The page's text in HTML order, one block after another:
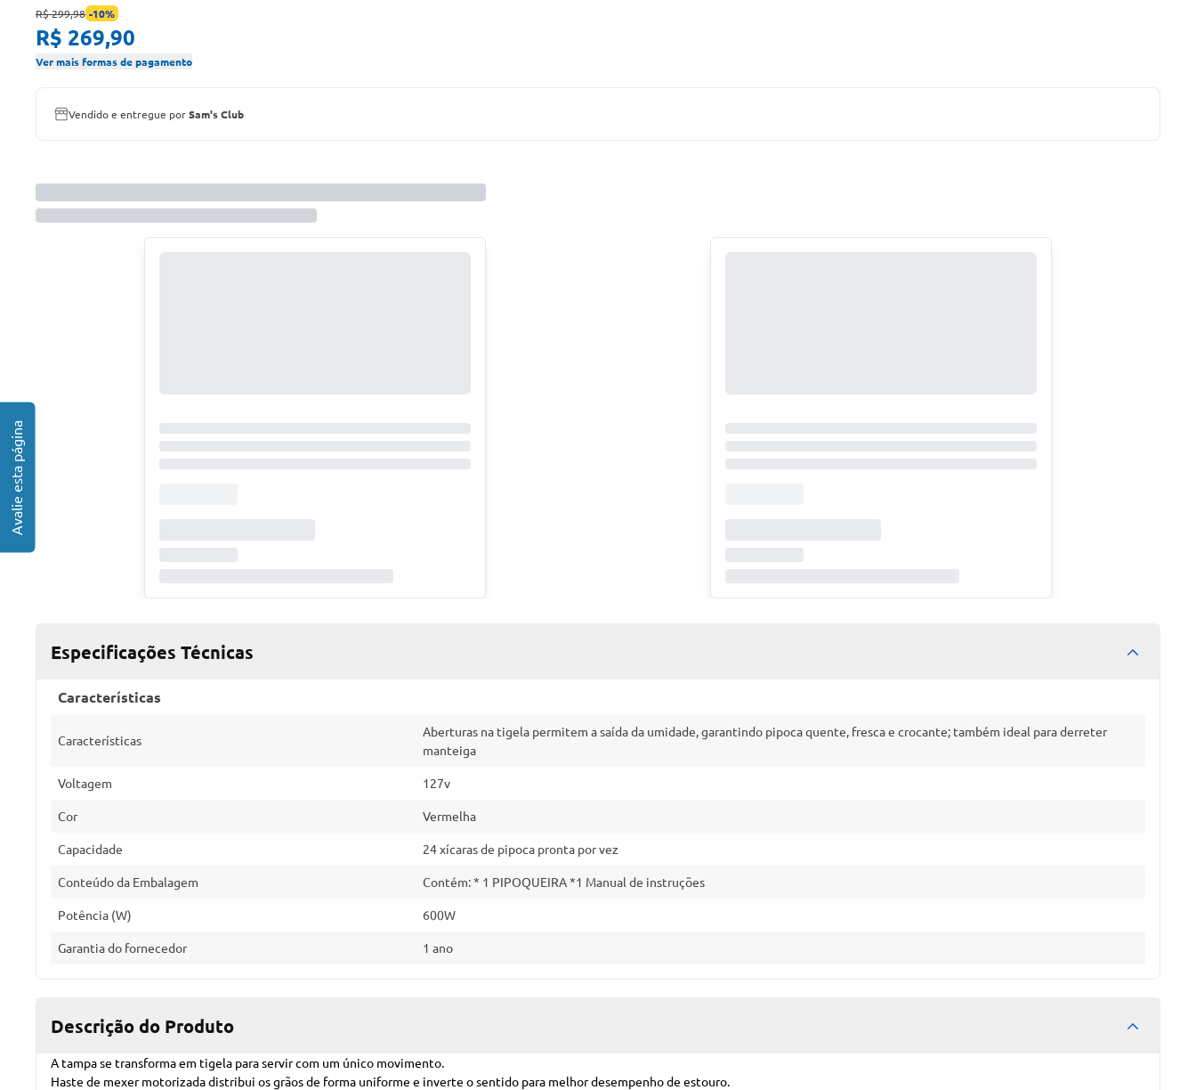
R$ 299,98 -10%
R$ 269,90
Ver mais formas de pagamento
Vendido e entregue porSam's Club
Especificações Técnicas
Características
Características
Aberturas na tigela permitem a saída da umidade, garantindo pipoca quente, fresca e crocante; também ideal para derreter
manteiga
Voltagem 127v
Cor Vermelha
Capacidade 24 xícaras de pipoca pronta por vez
Conteúdo da Embalagem Contém: * 1 PIPOQUEIRA *1 Manual de instruções
Potência (W) 600W
Garantia do fornecedor 1 ano
Descrição do Produto
A tampa se transforma em tigela para servir com um único movimento.
Haste de mexer motorizada distribui os grãos de forma uniforme e inverte o sentido para melhor desempenho de estouro.